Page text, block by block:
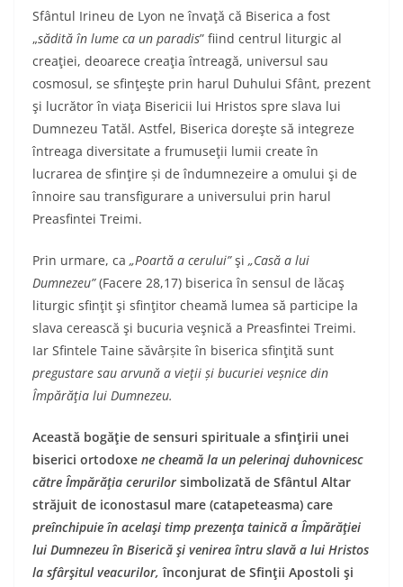
Sfântul Irineu de Lyon ne învaţă că Biserica a fost
„sădită în lume ca un paradis” fiind centrul liturgic al
creaţiei, deoarece creaţia întreagă, universul sau
cosmosul, se sfinţeşte prin harul Duhului Sfânt, prezent
şi lucrător în viaţa Bisericii lui Hristos spre slava lui
Dumnezeu Tatăl. Astfel, Biserica doreşte să integreze
întreaga diversitate a frumuseţii lumii create în
lucrarea de sfinţire și de îndumnezeire a omului şi de
înnoire sau transfigurare a universului prin harul
Preasfintei Treimi.
Prin urmare, ca „Poartă a cerului”şi „Casă a lui
Dumnezeu”(Facere 28,17) biserica în sensul de lăcaş
liturgic sfinţit şi sfinţitor cheamă lumea să participe la
slava cerească şi bucuria veşnică a Preasfintei Treimi.
Iar Sfintele Taine săvârșite în biserica sfinţită sunt
pregustare sau arvună a vieţii și bucuriei veșnice din
Împărăţia lui Dumnezeu.
Această bogăţie de sensuri spirituale a sfinţirii unei
biserici ortodoxe ne cheamă la un pelerinaj duhovnicesc
către Împărăţia cerurilor simbolizată de Sfântul Altar
străjuit de iconostasul mare (catapeteasma) care
preînchipuie în acelaşi timp prezenţa tainică a Împărăţiei
lui Dumnezeu în Biserică şi venirea întru slavă a lui Hristos
la sfârşitul veacurilor, înconjurat de Sfinţii Apostoli şi